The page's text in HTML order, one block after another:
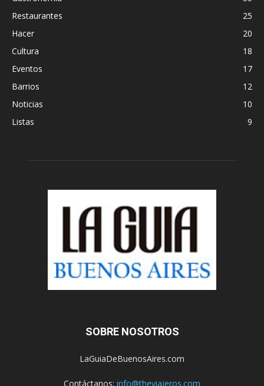
Restaurantes
25
Hacer
20
Cultura
18
Eventos
17
Barrios
12
Noticias
10
Listas
9
SOBRE NOSOTROS
LaGuiaDeBuenosAires.com
Contáctanos: info@theviajeros.com